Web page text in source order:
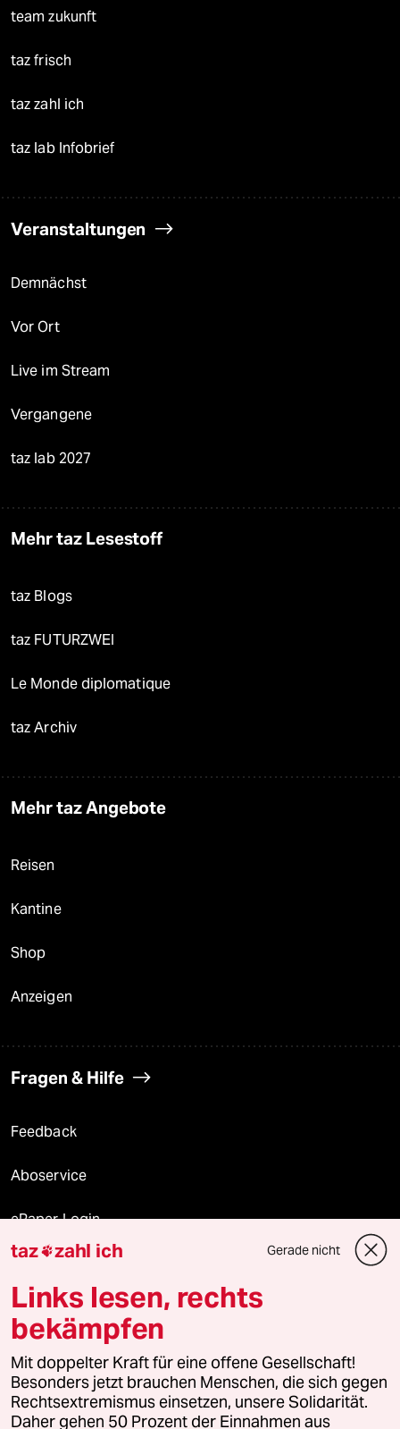
team zukunft
taz frisch
taz zahl ich
taz lab Infobrief
Veranstaltungen
Demnächst
Vor Ort
Live im Stream
Vergangene
taz lab 2027
Mehr taz Lesestoff
taz Blogs
taz FUTURZWEI
Le Monde diplomatique
taz Archiv
Mehr taz Angebote
Reisen
Kantine
Shop
Anzeigen
Fragen & Hilfe
Feedback
Aboservice
ePaper Login
Downloads für Abonnierende
© 2026 taz Verlags und Vertriebs GmbH
Alle Rechte vorbehalten. Bei rechtlichen Fragen oder für Genehmigungen
wenden Sie sich bitte an
lizenzen@taz.de
taz zahl ich Gerade nicht
Links lesen, rechts
bekämpfen
Mit doppelter Kraft für eine offene Gesellschaft!
Besonders jetzt brauchen Menschen, die sich gegen
Rechtsextremismus einsetzen, unsere Solidarität.
Daher gehen 50 Prozent der Einnahmen aus